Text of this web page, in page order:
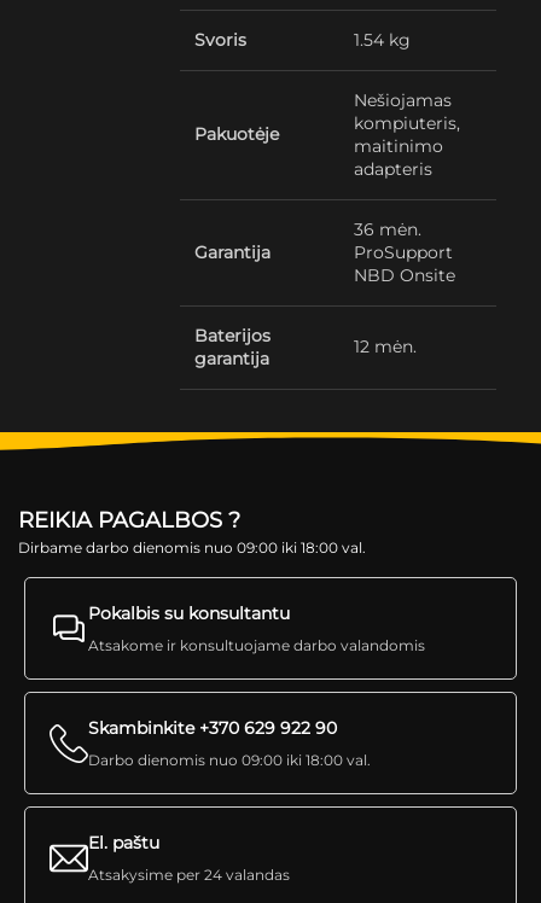
Svoris 1.54 kg
Pakuotėje
Nešiojamas
kompiuteris,
maitinimo
adapteris
Garantija
36 mėn.
ProSupport
NBD Onsite
Baterijos
garantija
12 mėn.
REIKIA PAGALBOS ?
Dirbame darbo dienomis nuo 09:00 iki 18:00 val.
Pokalbis su konsultantu
Atsakome ir konsultuojame darbo valandomis
Skambinkite +370 629 922 90
Darbo dienomis nuo 09:00 iki 18:00 val.
El. paštu
Atsakysime per 24 valandas